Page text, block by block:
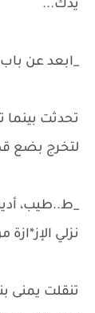
يدك...
_ابعد عن
تحدثت
لتخرج بضع
_ط..طيب،
نزلي
تنقلت يمنى